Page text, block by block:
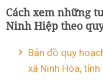
Cách xem những
Ninh Hiệp theo
Bản đồ quy
xã Ninh Hòa, tỉnh